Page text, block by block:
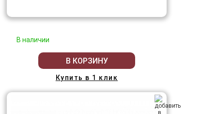
В наличии
В КОРЗИНУ
Купить в 1 клик